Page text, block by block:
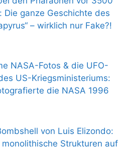
Die ganze Geschichte des
– wirklich nur Fake?!
NASA-Fotos & die UFO-
US-Kriegsministeriums:
die NASA 1996
von Luis Elizondo:
monolithische Strukturen auf